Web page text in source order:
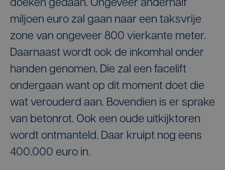
doeken gedaan. Ongeveer anderhalf
miljoen euro zal gaan naar een taksvrije
zone van ongeveer 800 vierkante meter.
Daarnaast wordt ook de inkomhal onder
handen genomen. Die zal een facelift
ondergaan want op dit moment doet die
wat verouderd aan. Bovendien is er sprake
van betonrot. Ook een oude uitkijktoren
wordt ontmanteld. Daar kruipt nog eens
400.000 euro in.